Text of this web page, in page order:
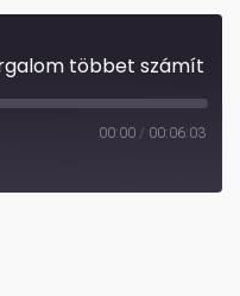
00:00 / 00:06:03